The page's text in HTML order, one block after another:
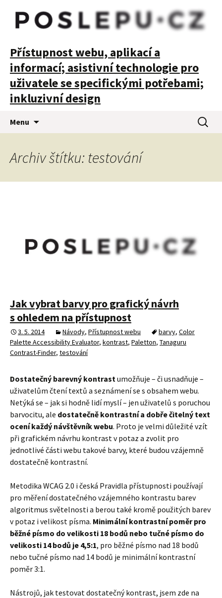
POSLEPU
Přístupnost webu, aplikací a
informací; asistivní technologie pro
uživatele se specifickými potřebami;
inkluzivní design
Menu
webu
Archiv štítku: testování
Jak vybrat barvy pro grafický návrh
s ohledem na přístupnost
3. 5. 2014 Návody, Přístupnost webu barvy, Color
Palette Accessibility Evaluator, kontrast, Paletton, Tanaguru
Contrast-Finder, testování
Dostatečný barevný kontrast umožňuje – či usnadňuje –
uživatelům čtení textů a seznámení se s obsahem webu.
Netýká se – jak si hodně lidí myslí – jen uživatelů s poruchou
barvocitu, ale dostatečně kontrastní a dobře čitelný text
ocení každý návštěvník webu. Proto je velmi důležité vzít
při grafickém návrhu kontrast v potaz a zvolit pro
jednotlivé části webu takové barvy, které budou vzájemně
dostatečně kontrastní.
Metodika WCAG 2.0 i česká Pravidla přístupnosti používají
pro měření dostatečného vzájemného kontrastu barev
algoritmus světelnosti a berou také kromě použitých barev
v potaz i velikost písma. Minimální kontrastní poměr pro
běžné písmo do velikosti 18 bodů nebo tučné písmo do
velikosti 14 bodů je 4,5:1, pro běžné písmo nad 18 bodů
nebo tučné písmo nad 14 bodů je minimální kontrastní
poměr 3:1.
Nástrojů, jak testovat dostatečný kontrast, jsem zde na